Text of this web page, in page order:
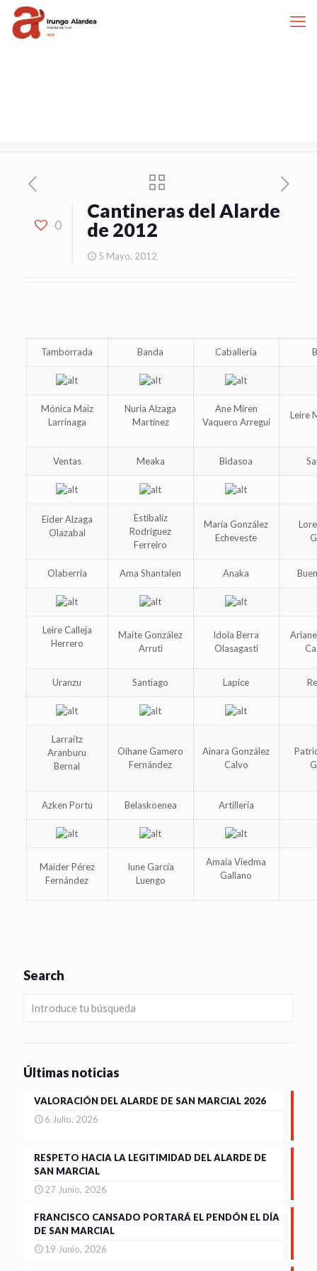
0
Cantineras del Alarde
de 2012
5 Mayo, 2012
Tamborrada Banda Caballería
Mónica Maiz
Larrinaga
Nuria Alzaga
Martínez
Ane Miren
Vaquero Arregui
Leire
Ventas Meaka Bidasoa
Eider Alzaga
Olazabal
Estíbaliz
Rodríguez
Ferreiro
María González
Echeveste
Olaberria Ama Shantalen Anaka
Leire Calleja
Herrero
Maite González
Arruti
Idoia Berra
Olasagasti
Uranzu Santiago Lapice
Larraitz
Aranburu
Bernal
Oihane Gamero
Fernández
Ainara González
Calvo
Azken Portu Belaskoenea Artillería
Maider Pérez
Fernández
Iune García
Luengo
Amaia Viedma
Gallano
Search
Últimas noticias
VALORACIÓN DEL ALARDE DE SAN MARCIAL 2026
6 Julio, 2026
RESPETO HACIA LA LEGITIMIDAD DEL ALARDE DE
SAN MARCIAL
27 Junio, 2026
FRANCISCO CANSADO PORTARÁ EL PENDÓN EL DÍA
DE SAN MARCIAL
19 Junio, 2026